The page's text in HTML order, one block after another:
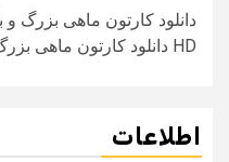
دانلود کارتون ماهی بزرگ و
HD دانلود کارتون ماهی بزرگ و بگونیا با دوبله...
اطلاعات